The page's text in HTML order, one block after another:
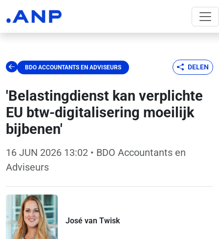
BDO ACCOUNTANTS EN ADVISEURS DELEN
'Belastingdienst kan verplichte
EU btw-digitalisering moeilijk
bijbenen'
16 JUN 2026 13:02 • BDO Accountants en
Adviseurs
José van Twisk